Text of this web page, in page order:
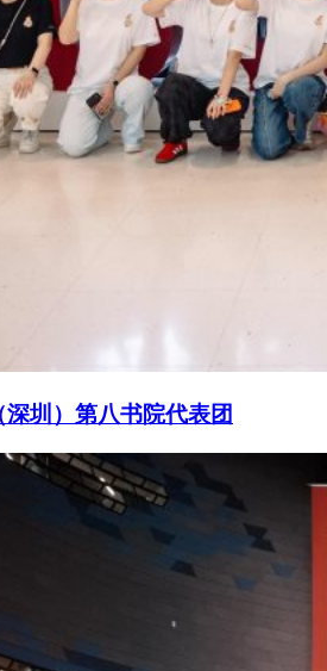
圳）第八书院代表团